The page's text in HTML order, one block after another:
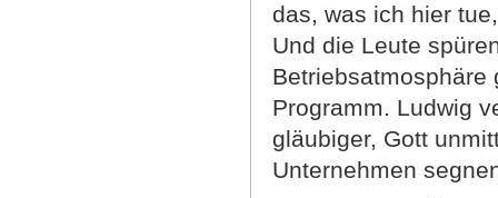
das, was ich hier
Und die Leute
Betriebsatmosphäre
Programm. Ludwig
gläubiger, Gott
Unternehmen